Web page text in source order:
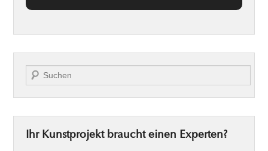
Suche
Ihr Kunstprojekt braucht einen Experten?